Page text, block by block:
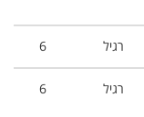
רגיל 6
רגיל 6